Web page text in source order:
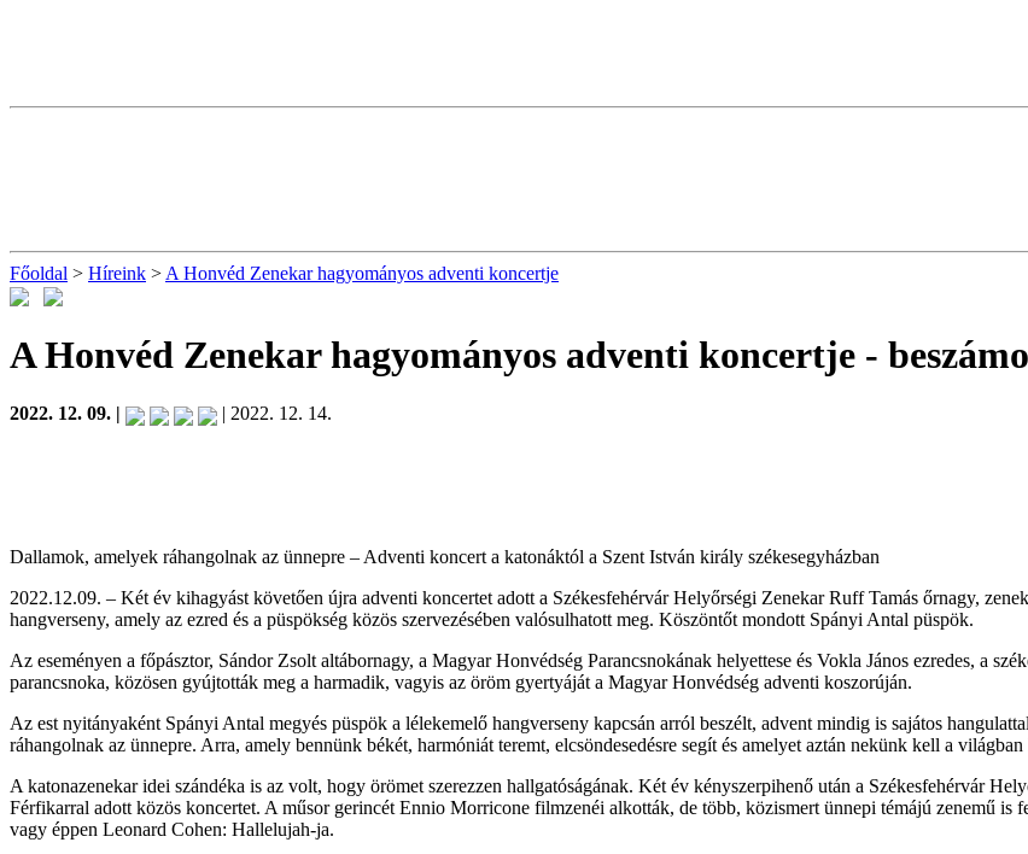
Főoldal > Híreink > A Honvéd Zenekar hagyományos adventi koncertje
A Honvéd Zenekar hagyományos adventi koncertje -
2022. 12. 09. | | 2022. 12. 14.
Dallamok, amelyek ráhangolnak az ünnepre – Adventi koncert a katonáktól a Szent István király székesegyházban
2022.12.09. – Két év kihagyást követően újra adventi koncertet adott a Székesfehérvár Helyőrségi Zenekar Ruff Tamás őrnagy,
hangverseny, amely az ezred és a püspökség közös szervezésében valósulhatott meg. Köszöntőt mondott Spányi Antal püspök.
Az eseményen a főpásztor, Sándor Zsolt altábornagy, a Magyar Honvédség Parancsnokának helyettese és Vokla János ezredes, a
parancsnoka, közösen gyújtották meg a harmadik, vagyis az öröm gyertyáját a Magyar Honvédség adventi koszorúján.
Az est nyitányaként Spányi Antal megyés püspök a lélekemelő hangverseny kapcsán arról beszélt, advent mindig is sajátos
ráhangolnak az ünnepre. Arra, amely bennünk békét, harmóniát teremt, elcsöndesedésre segít és amelyet aztán nekünk kell a
A katonazenekar idei szándéka is az volt, hogy örömet szerezzen hallgatóságának. Két év kényszerpihenő után a Székesfehérvár
Férfikarral adott közös koncertet. A műsor gerincét Ennio Morricone filmzenéi alkották, de több, közismert ünnepi témájú zenemű
vagy éppen Leonard Cohen: Hallelujah-ja.